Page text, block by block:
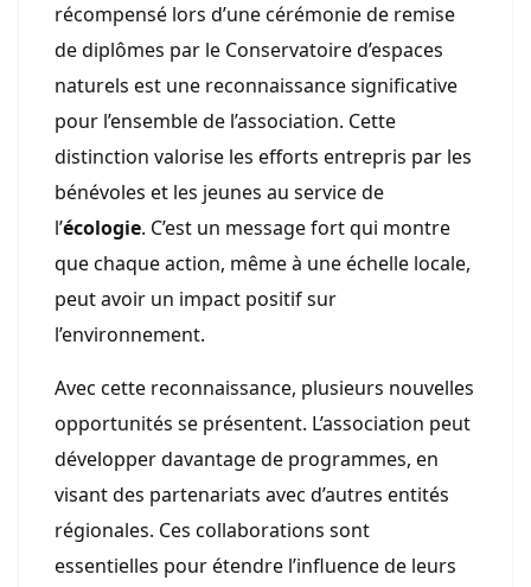
récompensé lors d’une cérémonie de remise
de diplômes par le Conservatoire d’espaces
naturels est une reconnaissance significative
pour l’ensemble de l’association. Cette
distinction valorise les efforts entrepris par les
bénévoles et les jeunes au service de
l’écologie. C’est un message fort qui montre
que chaque action, même à une échelle locale,
peut avoir un impact positif sur
l’environnement.
Avec cette reconnaissance, plusieurs nouvelles
opportunités se présentent. L’association peut
développer davantage de programmes, en
visant des partenariats avec d’autres entités
régionales. Ces collaborations sont
essentielles pour étendre l’influence de leurs